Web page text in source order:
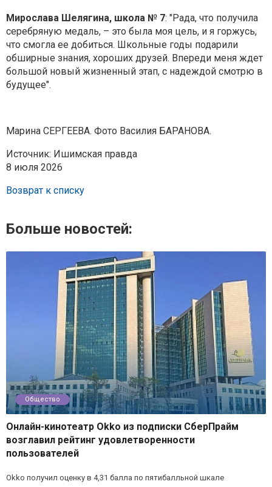
Мирослава Шелягина, школа № 7: "Рада, что получила
серебряную медаль, – это была моя цель, и я горжусь,
что смогла ее добиться. Школьные годы подарили
обширные знания, хороших друзей. Впереди меня ждет
большой новый жизненный этап, с надеждой смотрю в
будущее".
Марина СЕРГЕЕВА. Фото Василия БАРАНОВА.
Источник: Ишимская правда
8 июля 2026
Возврат к списку
Больше новостей:
Общество
Онлайн-кинотеатр Okko из подписки СберПрайм
возглавил рейтинг удовлетворенности
пользователей
Okko получил оценку в 4,31 балла по пятибалльной шкале